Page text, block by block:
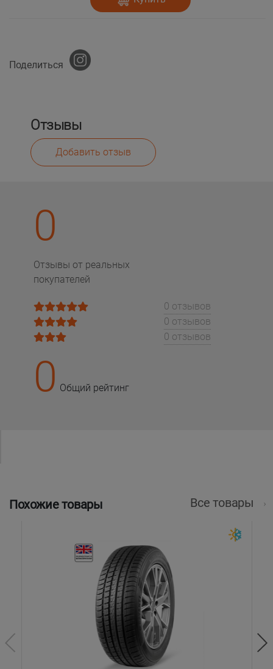
Поделиться
Отзывы
Добавить отзыв
0
Отзывы от реальных
покупателей
0 отзывов
0 отзывов
0 отзывов
0 Общий рейтинг
Похожие товары Все товары